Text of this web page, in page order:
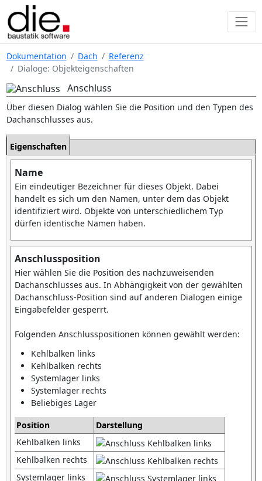
Dokumentation Dach
Referenz
Dialoge: Objekteigenschaften
Anschluss
Über diesen Dialog wählen Sie die Position und den Typen des
Dachanschlusses aus.
Eigenschaften
Name
Ein eindeutiger Bezeichner für dieses Objekt. Dabei
handelt es sich um den Namen, unter dem das Objekt
identifiziert wird. Objekte von unterschiedlichem Typ
dürfen identische Namen haben.
Anschlussposition
Hier wählen Sie die Position des nachzuweisenden
Dachanschlusses aus. In Abhängigkeit von der gewählten
Dachanschluss-Position sind auf anderen Dialogen einige
Eingabefelder gesperrt.
Folgenden Anschlusspositionen können gewählt werden:
Kehlbalken links
Kehlbalken rechts
Systemlager links
Systemlager rechts
Beliebiges Lager
Position
Darstellung
Kehlbalken links
Kehlbalken rechts
Systemlager links